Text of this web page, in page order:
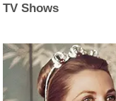
TV Shows